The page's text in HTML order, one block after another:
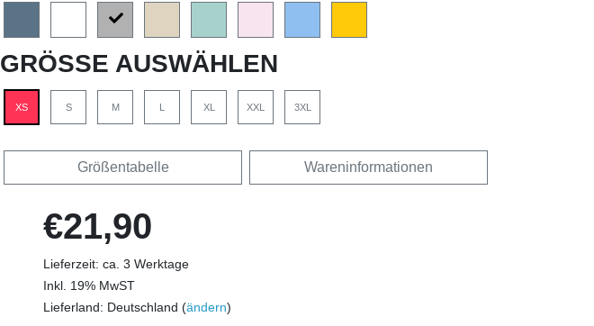
GRÖSSE AUSWÄHLEN
XS S M L XL XXL 3XL
Größentabelle Wareninformationen
€21,90
Lieferzeit: ca. 3 Werktage
Inkl. 19% MwST
Lieferland: Deutschland (ändern)